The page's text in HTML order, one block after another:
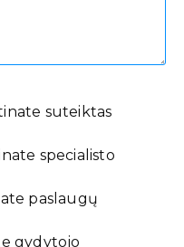
suteiktas
specialisto
paslaugų
gydytojo